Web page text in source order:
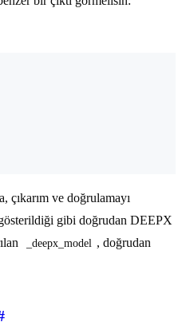
çıkarım ve doğrulamayı
gibi doğrudan DEEPX
_deepx_model , doğrudan